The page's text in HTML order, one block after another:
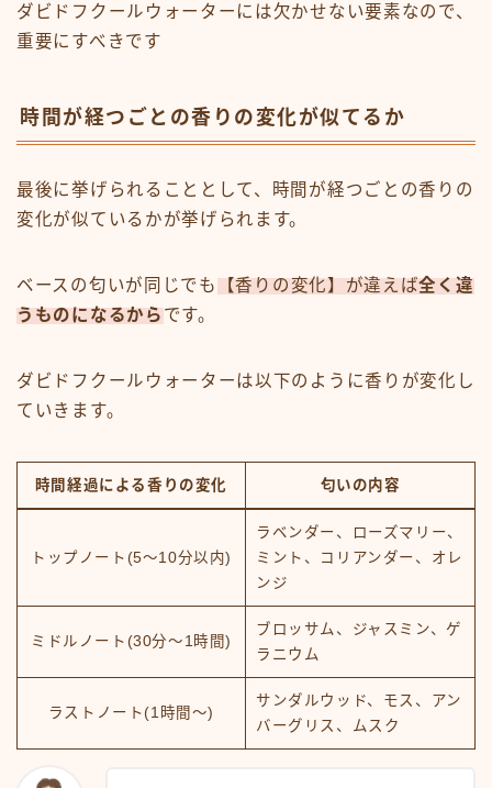
ダビドフクールウォーターには欠かせない要素なので、
重要にすべきです
時間が経つごとの香りの変化が似てるか
最後に挙げられることとして、時間が経つごとの香りの
変化が似ているかが挙げられます。
ベースの匂いが同じでも 【香りの変化】が違えば全く違
うものになるから です。
ダビドフクールウォーターは以下のように香りが変化し
ていきます。
時間経過による香りの変化 匂いの内容
トップノート(5～10分以内)
ラベンダー、ローズマリー、
ミント、コリアンダー、オレ
ンジ
ミドルノート(30分～1時間)
ブロッサム、ジャスミン、ゲ
ラニウム
ラストノート(1時間～)
サンダルウッド、モス、アン
バーグリス、ムスク